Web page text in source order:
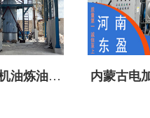
油炼油设
内蒙古电